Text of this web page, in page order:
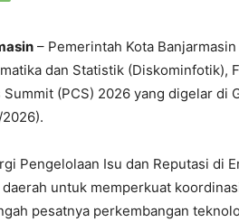
– Pemerintah Kota
dan Statistik (Diskominfotik),
(PCS) 2026 yang digelar di
Pengelolaan Isu dan Reputasi di
untuk memperkuat
pesatnya perkembangan